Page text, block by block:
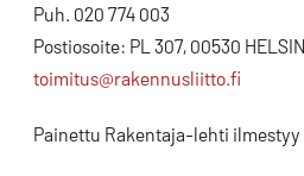
Puh. 020 774 003
Postiosoite: PL 307, 00530
toimitus@rakennusliitto.fi
Painettu Rakentaja-lehti